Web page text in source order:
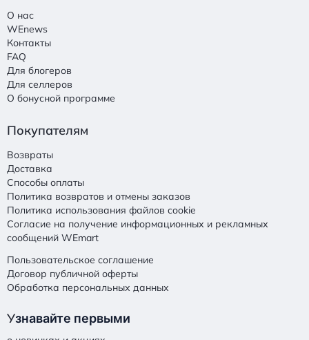
О нас
WEnews
Контакты
FAQ
Для блогеров
Для селлеров
О бонусной программе
Покупателям
Возвраты
Доставка
Способы оплаты
Политика возвратов и отмены заказов
Политика использования файлов cookie
Согласие на получение информационных и рекламных
сообщений WEmart
Пользовательское соглашение
Договор публичной оферты
Обработка персональных данных
Узнавайте первыми